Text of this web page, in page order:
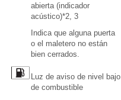
abierta (indicador
acústico)*2, 3
Indica que alguna puerta
o el maletero no están
bien cerrados.
Luz de aviso de nivel bajo
de combustible